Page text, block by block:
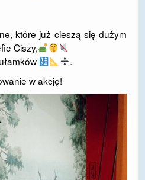
MAŁOLETNICH
które już cieszą się dużym
Ciszy,
.
w akcję!